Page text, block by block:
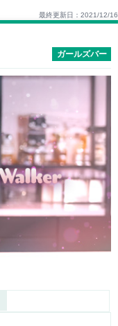
最終更新日：2021/12/16
ガールズバー